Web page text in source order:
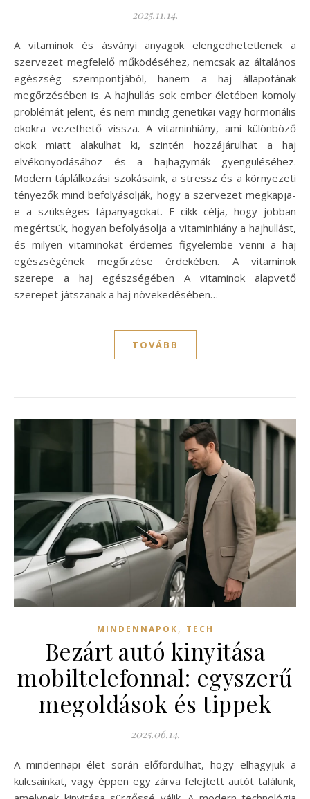
2025.11.14.
A vitaminok és ásványi anyagok elengedhetetlenek a
szervezet megfelelő működéséhez, nemcsak az általános
egészség szempontjából, hanem a haj állapotának
megőrzésében is. A hajhullás sok ember életében komoly
problémát jelent, és nem mindig genetikai vagy hormonális
okokra vezethető vissza. A vitaminhiány, ami különböző
okok miatt alakulhat ki, szintén hozzájárulhat a haj
elvékonyodásához és a hajhagymák gyengüléséhez.
Modern táplálkozási szokásaink, a stressz és a környezeti
tényezők mind befolyásolják, hogy a szervezet megkapja-
e a szükséges tápanyagokat. E cikk célja, hogy jobban
megértsük, hogyan befolyásolja a vitaminhiány a hajhullást,
és milyen vitaminokat érdemes figyelembe venni a haj
egészségének megőrzése érdekében. A vitaminok
szerepe a haj egészségében A vitaminok alapvető
szerepet játszanak a haj növekedésében…
TOVÁBB
MINDENNAPOK, TECH
Bezárt autó kinyitása
mobiltelefonnal: egyszerű
megoldások és tippek
2025.06.14.
A mindennapi élet során előfordulhat, hogy elhagyjuk a
kulcsainkat, vagy éppen egy zárva felejtett autót találunk,